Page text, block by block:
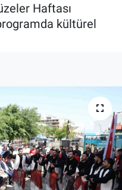
Haftası
kültürel